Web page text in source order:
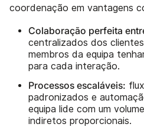
coordenação em vantagens
Colaboração perfeita
centralizados dos
membros da equipa
para cada interação.
Processos escaláveis:
padronizados e
equipa lide com um
indiretos proporcionais.